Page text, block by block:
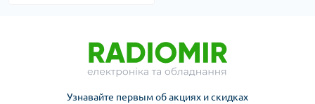
Узнавайте первым об акциях и скидках